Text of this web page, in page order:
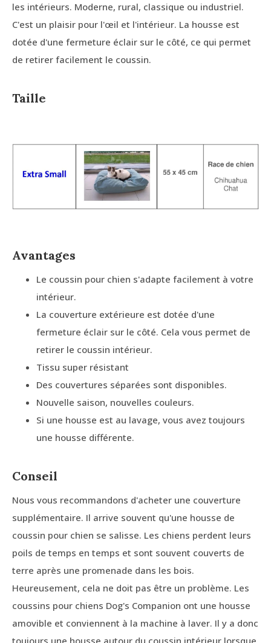
les intérieurs. Moderne, rural, classique ou industriel.
C'est un plaisir pour l'œil et l'intérieur. La housse est
dotée d'une fermeture éclair sur le côté, ce qui permet
de retirer facilement le coussin.
Taille
Avantages
Le coussin pour chien s'adapte facilement à votre
intérieur.
La couverture extérieure est dotée d'une
fermeture éclair sur le côté. Cela vous permet de
retirer le coussin intérieur.
Tissu super résistant
Des couvertures séparées sont disponibles.
Nouvelle saison, nouvelles couleurs.
Si une housse est au lavage, vous avez toujours
une housse différente.
Conseil
Nous vous recommandons d'acheter une couverture
supplémentaire. Il arrive souvent qu'une housse de
coussin pour chien se salisse. Les chiens perdent leurs
poils de temps en temps et sont souvent couverts de
terre après une promenade dans les bois.
Heureusement, cela ne doit pas être un problème. Les
coussins pour chiens Dog's Companion ont une housse
amovible et conviennent à la machine à laver. Il y a donc
toujours une housse autour du coussin intérieur lorsque